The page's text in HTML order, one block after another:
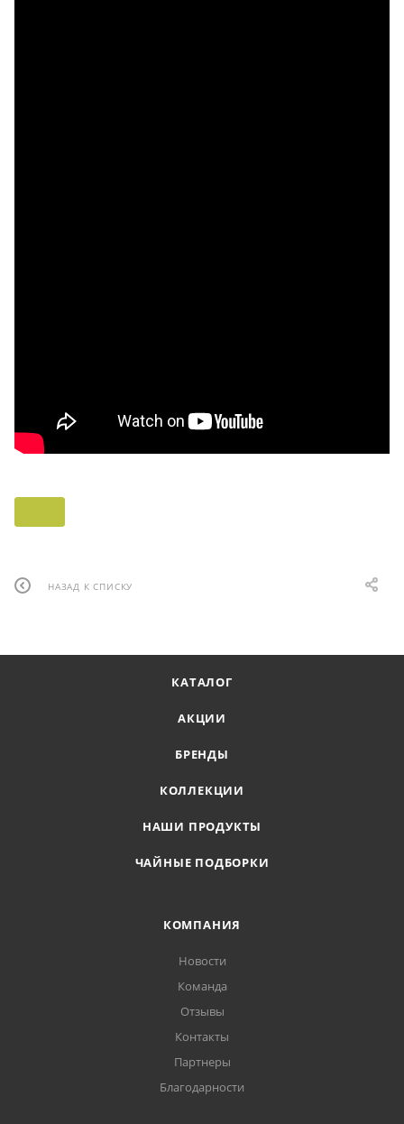
НАЗАД К СПИСКУ
КАТАЛОГ
АКЦИИ
БРЕНДЫ
КОЛЛЕКЦИИ
НАШИ ПРОДУКТЫ
ЧАЙНЫЕ ПОДБОРКИ
КОМПАНИЯ
Новости
Команда
Отзывы
Контакты
Партнеры
Благодарности